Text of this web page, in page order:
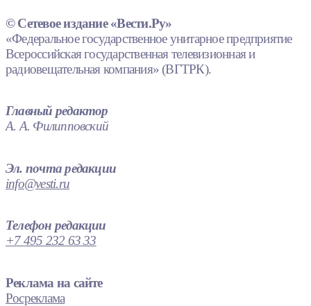
© Сетевое издание «Вести.Ру»
«Федеральное государственное унитарное предприятие
Всероссийская государственная телевизионная и
радиовещательная компания» (ВГТРК).
Главный редактор
А. А. Филипповский
Эл. почта редакции
info@vesti.ru
Телефон редакции
+7 495 232 63 33
Реклама на сайте
Росреклама